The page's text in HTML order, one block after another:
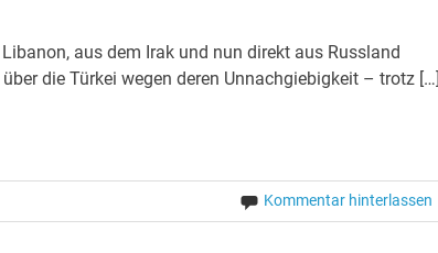
aus dem Irak und nun direkt aus Russland
die Türkei wegen deren Unnachgiebigkeit – trotz […]
Kommentar hinterlassen